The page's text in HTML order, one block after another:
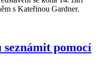
s Kateřinou Gardner.
seznámit pomocí